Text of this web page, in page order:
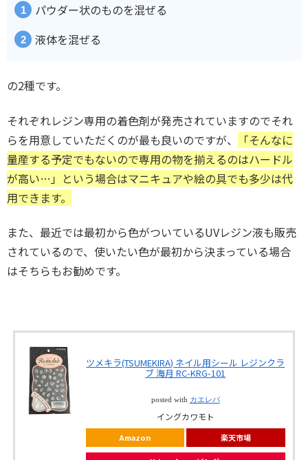
パウダー状のものを混ぜる
液体を混ぜる
の2種です。
それぞれレジン専用の着色剤が発売されていますのでそれ
らを用意していただくのが最も良いのですが、
「そんなに
量産する予定でもないので専用の物を揃えるのはハードル
が高い…」という場合はマニキュアや絵の具でも多少は代
用できます。
また、最近では最初から色がついているUVレジン液も販売
されているので、使いたい色が最初から決まっている場合
はそちらもお勧めです。
ツメキラ(TSUMEKIRA) ネイル用シール レジンクラ
ブ 海月 RC-KRG-101
posted with カエレバ
イングカワモト
Amazon 楽天市場